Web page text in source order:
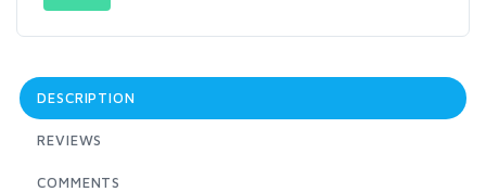
DESCRIPTION
REVIEWS
COMMENTS